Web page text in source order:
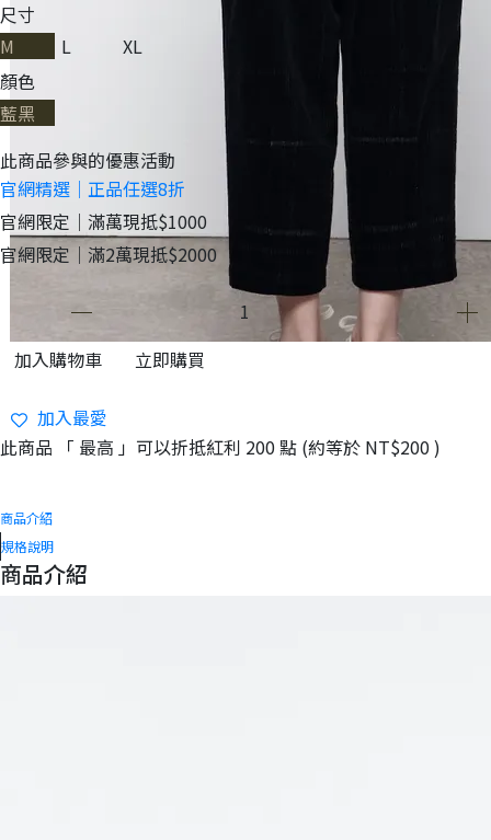
尺寸
M
L
XL
顏色
藍黑
此商品參與的優惠活動
官網精選｜正品任選8折
官網限定｜滿萬現抵$1000
官網限定｜滿2萬現抵$2000
加入購物車 立即購買
加入最愛
此商品 「 最高 」可以折抵紅利 200點 (約等於 NT$200)
商品介紹
規格說明
商品介紹